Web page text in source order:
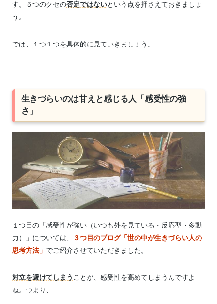
す。５つのクセの否定ではないという点を押さえておきましょ
う。
では、１つ１つを具体的に見ていきましょう。
生きづらいのは甘えと感じる人「感受性の強
さ」
１つ目の「感受性が強い（いつも外を見ている・反応型・多動
力）」については、
３つ目のブログ「世の中が生きづらい人の
思考方法」 でご紹介させていただきました。
対立を避けてしまう ことが、感受性を高めてしまうんですよ
ね。つまり、